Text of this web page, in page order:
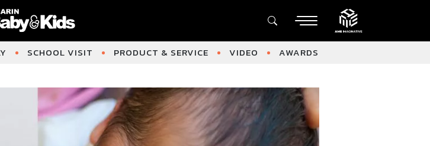
SCHOOL VISIT PRODUCT & SERVICE VIDEO AWARDS